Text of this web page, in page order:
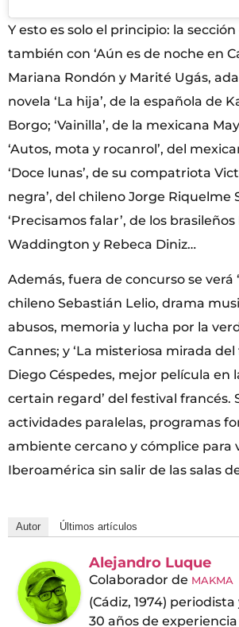
Y esto es solo el principio: la
también con ‘Aún es de noche en
Mariana Rondón y Marité Ugás,
novela ‘La hija’, de la española de
Borgo; ‘Vainilla’, de la mexicana
‘Autos, mota y rocanrol’, del
‘Doce lunas’, de su compatriota
negra’, del chileno Jorge Riquelme
‘Precisamos falar’, de los
Waddington y Rebeca Diniz…
Además, fuera de concurso se verá
chileno Sebastián Lelio, drama
abusos, memoria y lucha por la
Cannes; y ‘La misteriosa mirada del
Diego Céspedes, mejor película en
certain regard’ del festival francés.
actividades paralelas, programas
ambiente cercano y cómplice para
Iberoamérica sin salir de las salas
Autor Últimos artículos
Alejandro Luque
Colaborador de MAKMA
(Cádiz, 1974)
30 años de